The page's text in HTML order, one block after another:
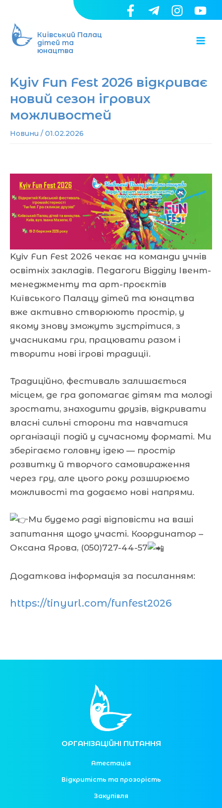
вмісту
Київський Палац
дітей та
юнацтва
Kyiv Fun Fest 2026 відкриває
новий сезон ігрових
можливостей
Новини / 01.02.2026
Kyiv Fun Fest 2026 чекає на команди учнів
освітніх закладів. Педагоги Відділу Івент-
менеджменту та арт-проєктів
Київського Палацу дітей та юнацтва
вже активно створюють простір, у
якому знову зможуть зустрітися, з
учасниками гри, працювати разом і
творити нові ігрові традиції.
Традиційно, фестиваль залишається
місцем, де гра допомагає дітям та молоді
зростати, знаходити друзів, відкривати
власні сильні сторони та навчатися
організації подій у сучасному форматі. Ми
зберігаємо головну ідею — простір
розвитку й творчого самовираження
через гру, але цього року розширюємо
можливості та додаємо нові напрями.
Ми будемо раді відповісти на ваші
запитання щодо участі. Координатор –
Оксана Ярова, (050)727-44-57
Додаткова інформація за посиланням:
https://tinyurl.com/funfest2026
ОРГАНІЗАЦІЙНІ ПИТАННЯ
Атестація
Відкритість та прозорість
Закупівля